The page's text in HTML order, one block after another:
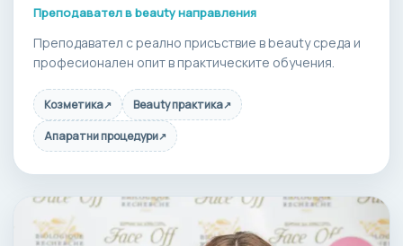
Преподавател в beauty направления
Преподавател с реално присъствие в beauty среда и
професионален опит в практическите обучения.
Козметика↗ Beauty практика↗
Апаратни процедури↗